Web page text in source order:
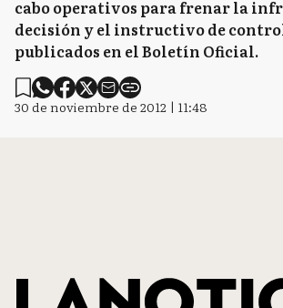
cabo operativos para frenar la
decisión y el instructivo de
publicados en el Boletín Oficial.
30 de noviembre de 2012 | 11:48